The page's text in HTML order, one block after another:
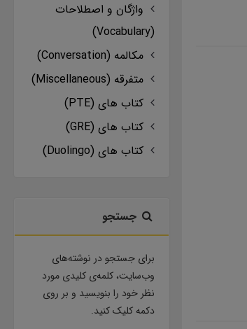
واژگان و اصطلاحات
(Vocabulary)
مکالمه (Conversation)
متفرقه (Miscellaneous)
کتاب های (PTE)
کتاب های (GRE)
کتاب های (Duolingo)
جستجو
برای جستجو در نوشته‌های
وب‌سایت، کلمه‌ی کلیدی مورد
نظر خود را بنویسید و بر روی
دکمه کلیک کنید.